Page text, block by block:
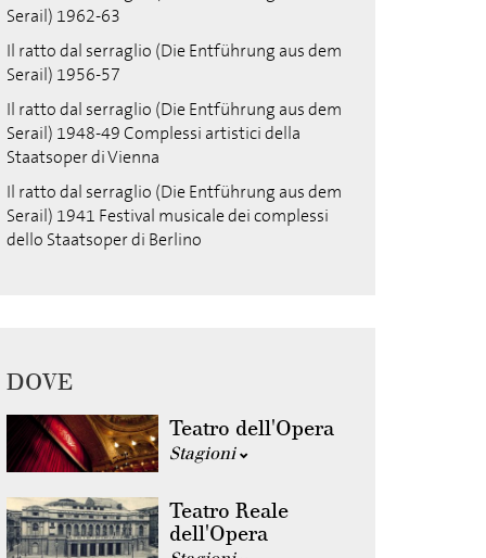
Serail) 1962-63
Il ratto dal serraglio (Die Entführung aus dem
Serail) 1956-57
Il ratto dal serraglio (Die Entführung aus dem
Serail) 1948-49 Complessi artistici della
Staatsoper di Vienna
Il ratto dal serraglio (Die Entführung aus dem
Serail) 1941 Festival musicale dei complessi
dello Staatsoper di Berlino
DOVE
Teatro dell'Opera
Stagioni
Teatro Reale
dell'Opera